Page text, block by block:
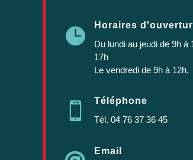

Horaires
Du lundi au jeudi de 9h à
17h
Le vendredi de 9h à 12h.

Téléphone
Tél. 04 76 37 36 45
Email